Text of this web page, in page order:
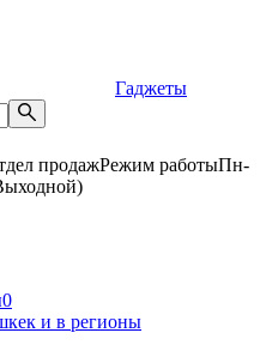
Гаджеты
продажРежим работыПн-
0
и в регионы